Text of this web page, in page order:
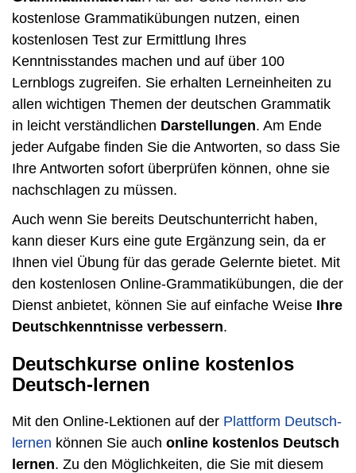
kostenlose Grammatikübungen nutzen, einen
kostenlosen Test zur Ermittlung Ihres
Kenntnisstandes machen und auf über 100
Lernblogs zugreifen. Sie erhalten Lerneinheiten zu
allen wichtigen Themen der deutschen Grammatik
in leicht verständlichen Darstellungen. Am Ende
jeder Aufgabe finden Sie die Antworten, so dass Sie
Ihre Antworten sofort überprüfen können, ohne sie
nachschlagen zu müssen.
Auch wenn Sie bereits Deutschunterricht haben,
kann dieser Kurs eine gute Ergänzung sein, da er
Ihnen viel Übung für das gerade Gelernte bietet. Mit
den kostenlosen Online-Grammatikübungen, die der
Dienst anbietet, können Sie auf einfache Weise Ihre
Deutschkenntnisse verbessern.
Deutschkurse online kostenlos
Deutsch-lernen
Mit den Online-Lektionen auf der Plattform Deutsch-
lernen können Sie auch online kostenlos Deutsch
lernen. Zu den Möglichkeiten, die Sie mit diesem